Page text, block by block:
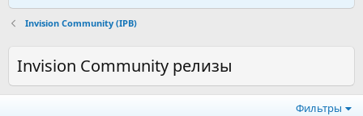
Invision Community (IPB)
Invision Community релизы
Фильтры